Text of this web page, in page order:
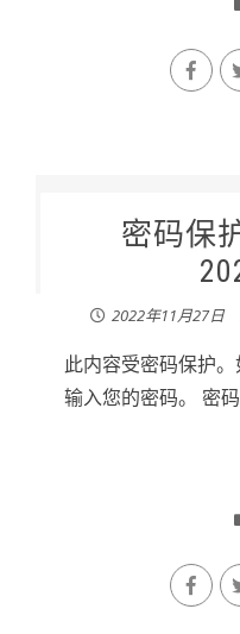
密码保
2022年11月27日
此内容受密码保护
输入您的密码。 密码